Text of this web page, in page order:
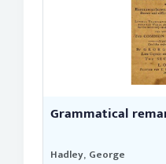
Grammatical
Hadley, George